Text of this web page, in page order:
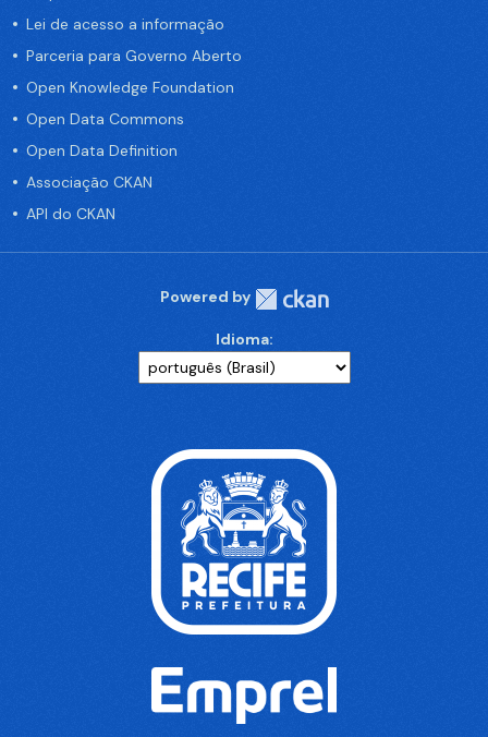
Lei de acesso a informação
Parceria para Governo Aberto
Open Knowledge Foundation
Open Data Commons
Open Data Definition
Associação CKAN
API do CKAN
Powered by
Idioma